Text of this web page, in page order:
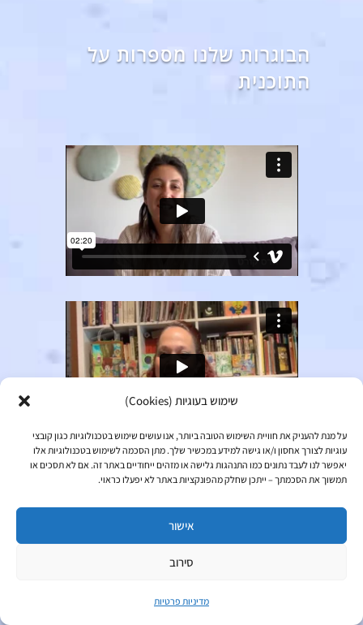
שימוש בעוגיות (Cookies)
על מנת להעניק את חוויית השימוש הטובה ביותר, אנו עושים שימוש בטכנולוגיות כגון קובצי
עוגיות לצורך אחסון ו/או גישה למידע במכשיר שלך. מתן הסכמה לשימוש בטכנולוגיות אלו
יאפשר לנו לעבד נתונים כמו התנהגות גלישה או מזהים ייחודיים באתר זה. אם לא תסכים או
תמשוך את הסכמתך – ייתכן שחלק מהפונקציות באתר לא יפעלו כראוי.
אישור
סירוב
מדיניות פרטיות
הבוגרות שלנו מספרות על
התוכנית